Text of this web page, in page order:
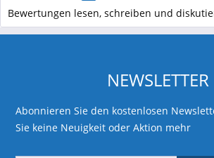
Bewertungen lesen, schreiben und
NEWSLETTER
Abonnieren Sie den kostenlosen
Sie keine Neuigkeit oder Aktion mehr